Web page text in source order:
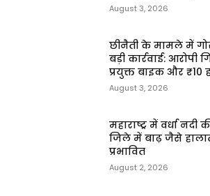
August 3, 2026
छीनैती के मामले में
बड़ी कार्रवाई: आरोपी
प्रयुक्त बाइक और ₹10
August 3, 2026
महाराष्ट्र में वर्धा नदी
जिले में बाढ़ जैसे
प्रभावित
August 2, 2026